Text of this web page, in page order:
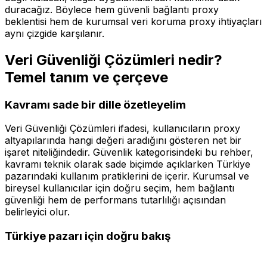
duracağız. Böylece hem güvenli bağlantı proxy
beklentisi hem de kurumsal veri koruma proxy ihtiyaçları
aynı çizgide karşılanır.
Veri Güvenliği Çözümleri nedir?
Temel tanım ve çerçeve
Kavramı sade bir dille özetleyelim
Veri Güvenliği Çözümleri ifadesi, kullanıcıların proxy
altyapılarında hangi değeri aradığını gösteren net bir
işaret niteliğindedir. Güvenlik kategorisindeki bu rehber,
kavramı teknik olarak sade biçimde açıklarken Türkiye
pazarındaki kullanım pratiklerini de içerir. Kurumsal ve
bireysel kullanıcılar için doğru seçim, hem bağlantı
güvenliği hem de performans tutarlılığı açısından
belirleyici olur.
Türkiye pazarı için doğru bakış